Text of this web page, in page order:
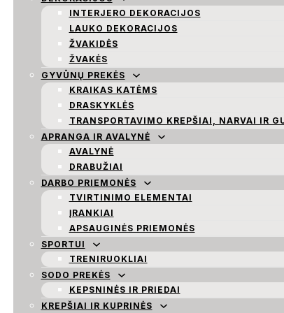
INTERJERO DEKORACIJOS
LAUKO DEKORACIJOS
ŽVAKIDĖS
ŽVAKĖS
GYVŪNŲ PREKĖS
KRAIKAS KATĖMS
DRASKYKLĖS
TRANSPORTAVIMO KREPŠIAI, NARVAI IR
APRANGA IR AVALYNĖ
AVALYNĖ
DRABUŽIAI
DARBO PRIEMONĖS
TVIRTINIMO ELEMENTAI
ĮRANKIAI
APSAUGINĖS PRIEMONĖS
SPORTUI
TRENIRUOKLIAI
SODO PREKĖS
KEPSNINĖS IR PRIEDAI
KREPŠIAI IR KUPRINĖS